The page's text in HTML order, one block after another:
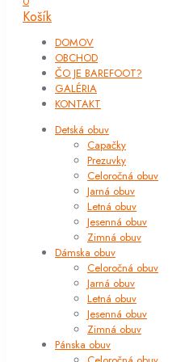
Košík
DOMOV
OBCHOD
ČO JE BAREFOOT?
GALÉRIA
KONTAKT
Detská obuv
Capačky
Prezuvky
Celoročná obuv
Jarná obuv
Letná obuv
Jesenná obuv
Zimná obuv
Dámska obuv
Celoročná obuv
Jarná obuv
Letná obuv
Jesenná obuv
Zimná obuv
Pánska obuv